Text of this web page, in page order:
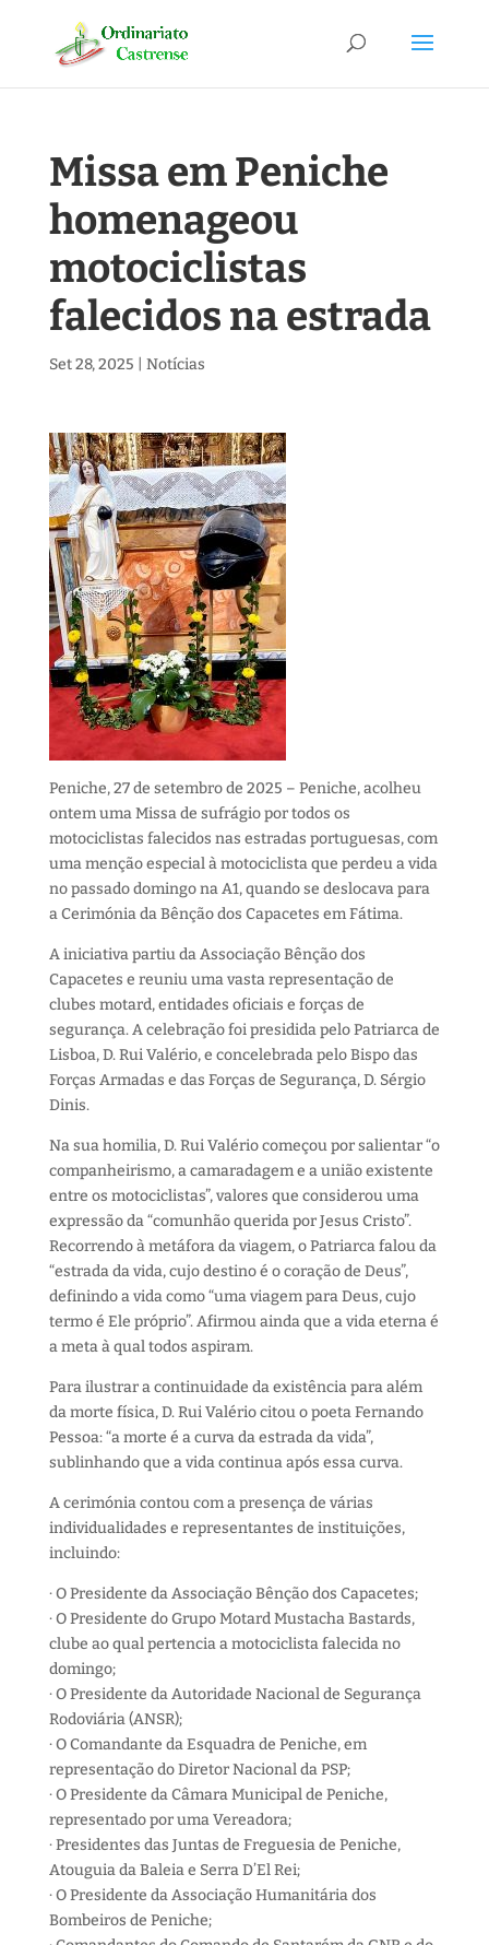
Missa em Peniche
homenageou
motociclistas
falecidos na estrada
Set 28, 2025 Notícias
Peniche, 27 de setembro de 2025 – Peniche, acolheu
ontem uma Missa de sufrágio por todos os
motociclistas falecidos nas estradas portuguesas, com
uma menção especial à motociclista que perdeu a vida
no passado domingo na A1, quando se deslocava para
a Cerimónia da Bênção dos Capacetes em Fátima.
A iniciativa partiu da Associação Bênção dos
Capacetes e reuniu uma vasta representação de
clubes motard, entidades oficiais e forças de
segurança. A celebração foi presidida pelo Patriarca de
Lisboa, D. Rui Valério, e concelebrada pelo Bispo das
Forças Armadas e das Forças de Segurança, D. Sérgio
Dinis.
Na sua homilia, D. Rui Valério começou por salientar “o
companheirismo, a camaradagem e a união existente
entre os motociclistas”, valores que considerou uma
expressão da “comunhão querida por Jesus Cristo”.
Recorrendo à metáfora da viagem, o Patriarca falou da
“estrada da vida, cujo destino é o coração de Deus”,
definindo a vida como “uma viagem para Deus, cujo
termo é Ele próprio”. Afirmou ainda que a vida eterna é
a meta à qual todos aspiram.
Para ilustrar a continuidade da existência para além
da morte física, D. Rui Valério citou o poeta Fernando
Pessoa: “a morte é a curva da estrada da vida”,
sublinhando que a vida continua após essa curva.
A cerimónia contou com a presença de várias
individualidades e representantes de instituições,
incluindo:
· O Presidente da Associação Bênção dos Capacetes;
· O Presidente do Grupo Motard Mustacha Bastards,
clube ao qual pertencia a motociclista falecida no
domingo;
· O Presidente da Autoridade Nacional de Segurança
Rodoviária (ANSR);
· O Comandante da Esquadra de Peniche, em
representação do Diretor Nacional da PSP;
· O Presidente da Câmara Municipal de Peniche,
representado por uma Vereadora;
· Presidentes das Juntas de Freguesia de Peniche,
Atouguia da Baleia e Serra D’El Rei;
· O Presidente da Associação Humanitária dos
Bombeiros de Peniche;